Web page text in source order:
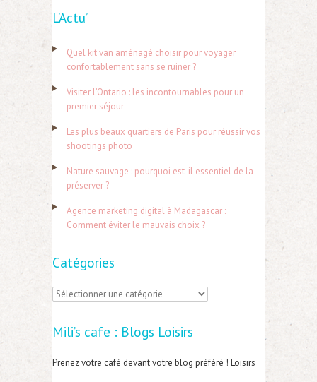
h
r
:
L’Actu’
Quel kit van aménagé choisir pour voyager
confortablement sans se ruiner ?
Visiter l’Ontario : les incontournables pour un
premier séjour
Les plus beaux quartiers de Paris pour réussir vos
shootings photo
Nature sauvage : pourquoi est-il essentiel de la
préserver ?
Agence marketing digital à Madagascar :
Comment éviter le mauvais choix ?
Catégories
C
t
é
Mili’s cafe : Blogs Loisirs
Prenez votre café devant votre blog préféré ! Loisirs